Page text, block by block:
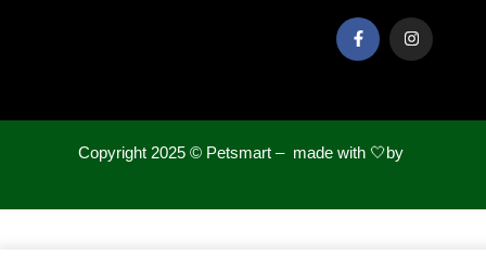
Copyright 2025 © Petsmart – made with 🤍by